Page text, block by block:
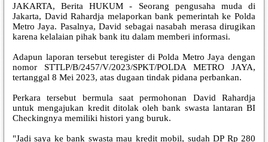
JAKARTA, Berita HUKUM - Seorang pengusaha muda di
Jakarta, David Rahardja melaporkan bank pemerintah ke Polda
Metro Jaya. Pasalnya, David sebagai nasabah merasa dirugikan
karena kelalaian pihak bank itu dalam memberi informasi.
Adapun laporan tersebut teregister di Polda Metro Jaya dengan
nomor STTLP/B/2457/V/2023/SPKT/POLDA METRO JAYA,
tertanggal 8 Mei 2023, atas dugaan tindak pidana perbankan.
Perkara tersebut bermula saat permohonan David Rahardja
untuk mengajukan kredit ditolak oleh bank swasta lantaran BI
Checkingnya memiliki histori yang buruk.
"Jadi saya ke bank swasta mau kredit mobil, sudah DP Rp 280